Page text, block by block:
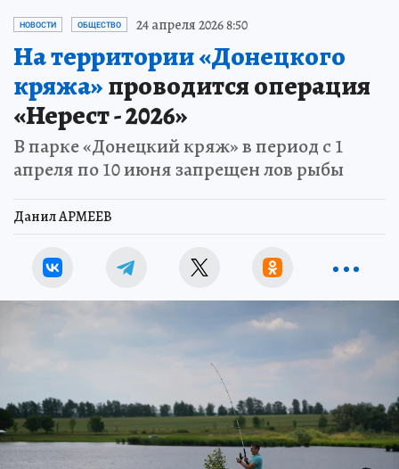
НОВОСТИ ОБЩЕСТВО 24 апреля 2026 8:50
На территории «Донецкого
кряжа»проводится операция
«Нерест - 2026»
В парке «Донецкий кряж» в период с 1
апреля по 10 июня запрещен лов рыбы
Данил АРМЕЕВ